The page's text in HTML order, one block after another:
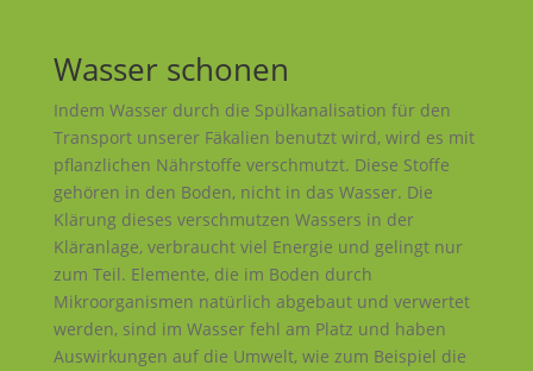
Wasser schonen
Indem Wasser durch die Spülkanalisation für den
Transport unserer Fäkalien benutzt wird, wird es mit
pflanzlichen Nährstoffe verschmutzt. Diese Stoffe
gehören in den Boden, nicht in das Wasser. Die
Klärung dieses verschmutzen Wassers in der
Kläranlage, verbraucht viel Energie und gelingt nur
zum Teil. Elemente, die im Boden durch
Mikroorganismen natürlich abgebaut und verwertet
werden, sind im Wasser fehl am Platz und haben
Auswirkungen auf die Umwelt, wie zum Beispiel die